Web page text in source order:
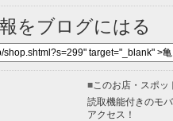
をブログにはる
■このお店・スポッ
読取機能付きのモ
アクセス！